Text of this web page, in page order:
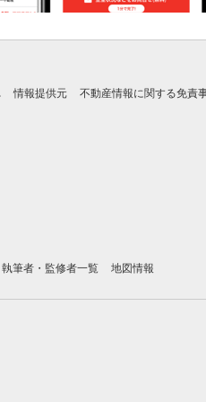
情報提供元 不動産情報に関する免責
執筆者・監修者一覧 地図情報